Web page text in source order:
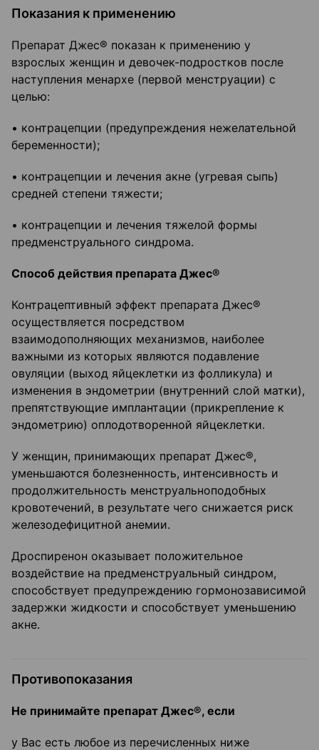
Показания к применению
Препарат Джес® показан к применению у
взрослых женщин и девочек-подростков после
наступления менархе (первой менструации) с
целью:
• контрацепции (предупреждения нежелательной
беременности);
• контрацепции и лечения акне (угревая сыпь)
средней степени тяжести;
• контрацепции и лечения тяжелой формы
предменструального синдрома.
Способ действия препарата Джес®
Контрацептивный эффект препарата Джес®
осуществляется посредством
взаимодополняющих механизмов, наиболее
важными из которых являются подавление
овуляции (выход яйцеклетки из фолликула) и
изменения в эндометрии (внутренний слой матки),
препятствующие имплантации (прикрепление к
эндометрию) оплодотворенной яйцеклетки.
У женщин, принимающих препарат Джес®,
уменьшаются болезненность, интенсивность и
продолжительность менструальноподобных
кровотечений, в результате чего снижается риск
железодефицитной анемии.
Дроспиренон оказывает положительное
воздействие на предменструальный синдром,
способствует предупреждению гормонозависимой
задержки жидкости и способствует уменьшению
акне.
Противопоказания
Не принимайте препарат Джес®, если
у Вас есть любое из перечисленных ниже